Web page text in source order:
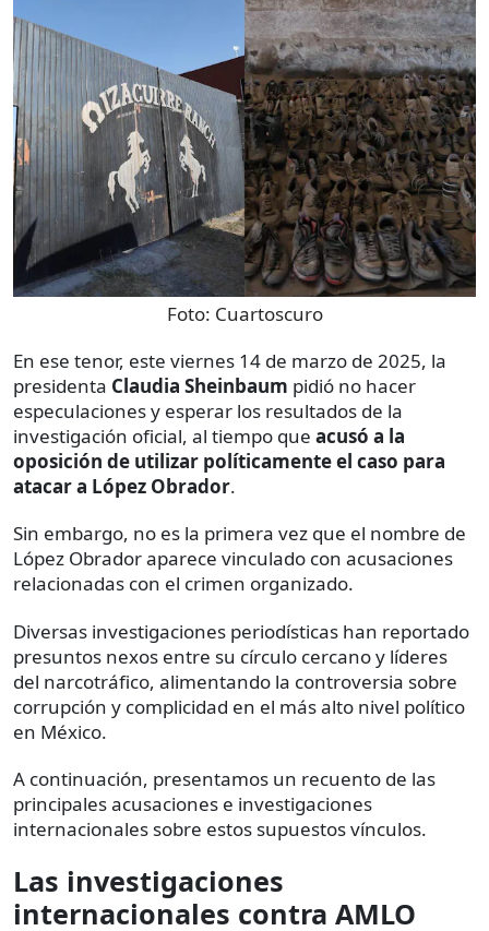
Foto: Cuartoscuro
En ese tenor, este viernes 14 de marzo de 2025, la
presidenta Claudia Sheinbaum pidió no hacer
especulaciones y esperar los resultados de la
investigación oficial, al tiempo que acusó a la
oposición de utilizar políticamente el caso para
atacar a López Obrador.
Sin embargo, no es la primera vez que el nombre de
López Obrador aparece vinculado con acusaciones
relacionadas con el crimen organizado.
Diversas investigaciones periodísticas han reportado
presuntos nexos entre su círculo cercano y líderes
del narcotráfico, alimentando la controversia sobre
corrupción y complicidad en el más alto nivel político
en México.
A continuación, presentamos un recuento de las
principales acusaciones e investigaciones
internacionales sobre estos supuestos vínculos.
Las investigaciones
internacionales contra AMLO